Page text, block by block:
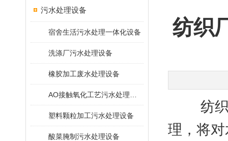
污水处理设备
宿舍生活污水处理一体化设备
洗涤厂污水处理设备
橡胶加工废水处理设备
塑料颗粒加工污水处理设备
酸菜腌制污水处理设备
纺织
纺织
理，将